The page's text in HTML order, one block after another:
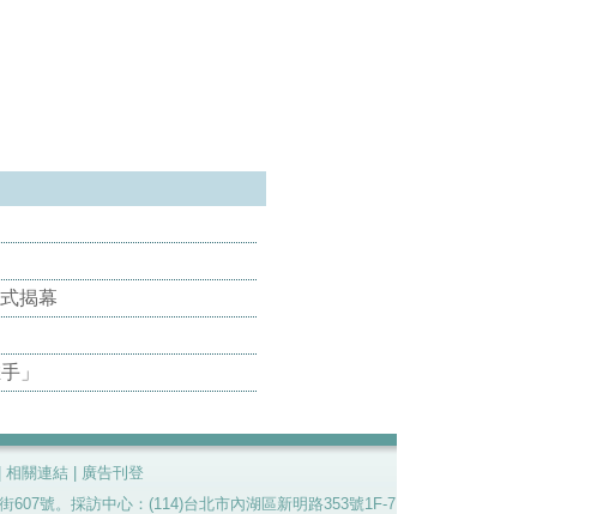
揭幕
」
相關連結
廣告刊登
號。採訪中心：(114)台北市內湖區新明路353號1F-7